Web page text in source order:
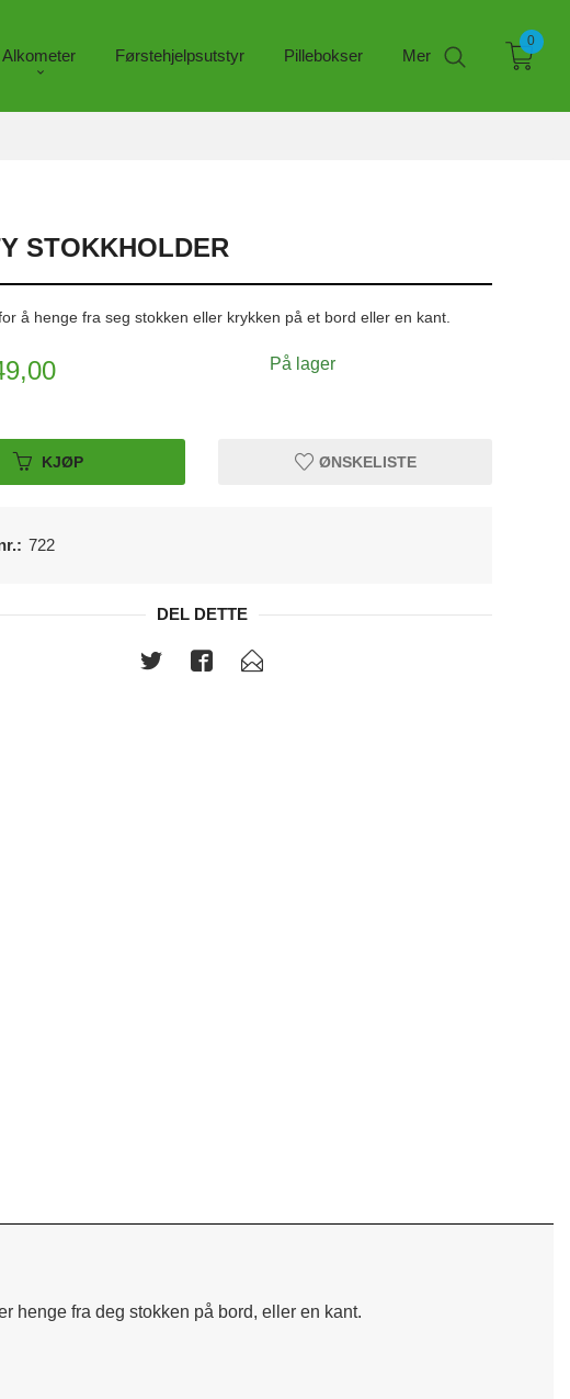
Alkometer Førstehjelpsutstyr Pillebokser Mer
0
STOKKHOLDER
å henge fra seg stokken eller krykken på et bord eller en kant.
På lager
KJØP ØNSKELISTE
722
DEL DETTE
henge fra deg stokken på bord, eller en kant.